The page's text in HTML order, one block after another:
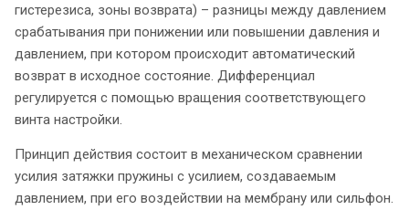
гистерезиса, зоны возврата) – разницы между давлением
срабатывания при понижении или повышении давления и
давлением, при котором происходит автоматический
возврат в исходное состояние. Дифференциал
регулируется с помощью вращения соответствующего
винта настройки.
Принцип действия состоит в механическом сравнении
усилия затяжки пружины с усилием, создаваемым
давлением, при его воздействии на мембрану или сильфон.